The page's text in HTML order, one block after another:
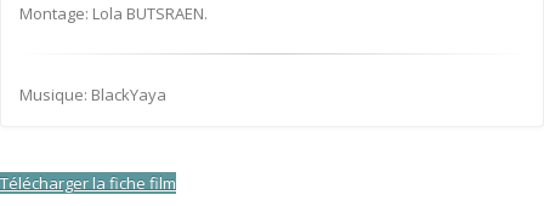
Montage: Lola BUTSRAEN.
Musique: BlackYaya
Télécharger la fiche film